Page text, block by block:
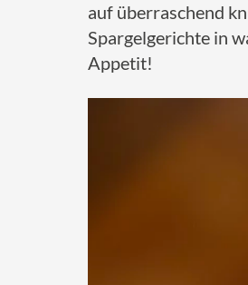
auf überraschend
Spargelgerichte in
Appetit!